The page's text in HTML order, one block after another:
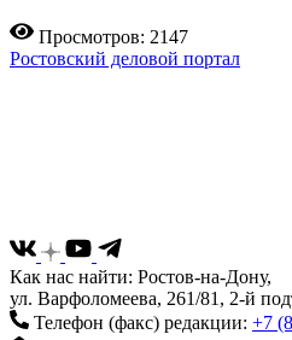
Просмотров: 2147
Ростовский деловой портал
Как нас найти: Ростов-на-Дону,
ул. Варфоломеева, 261/81, 2-й
Телефон (факс) редакции: +7